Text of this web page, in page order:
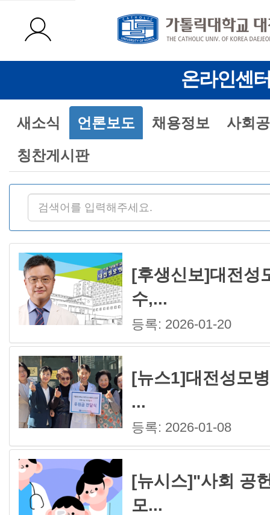
온라인센
새소식 언론보도 채용정보 사회
칭찬게시판
[후생신보]대전성
수,...
등록: 2026-01-20
[뉴스1]대전성모
...
등록: 2026-01-08
[뉴시스]"사회 공
모...